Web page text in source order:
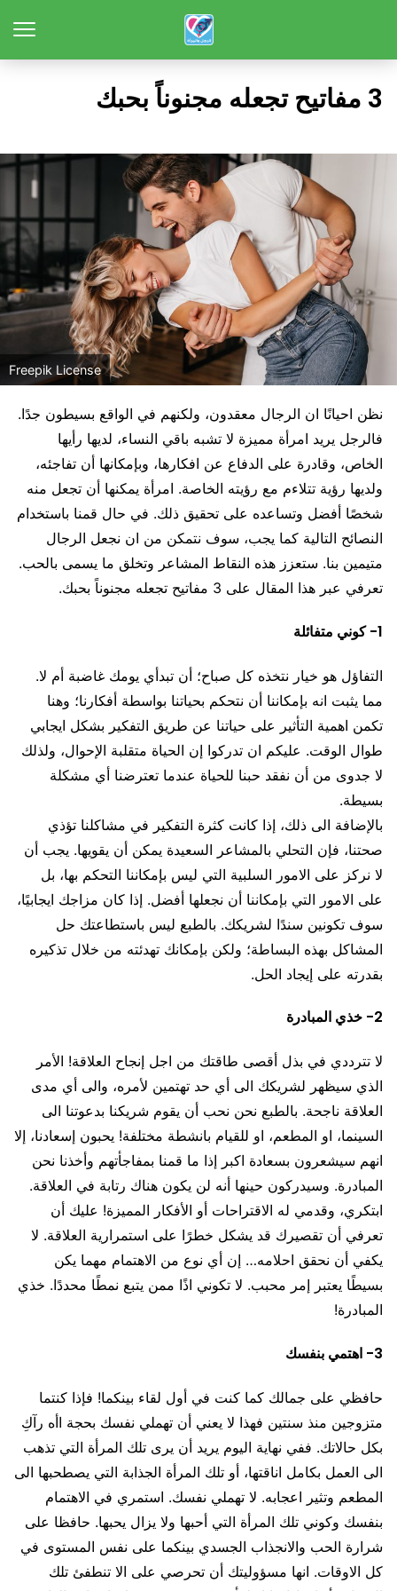
3 مفاتيح تجعله مجنوناً بحبك
Freepik License
نظن احيانًا ان الرجال معقدون، ولكنهم في الواقع بسيطون جدًا.
فالرجل يريد امرأة مميزة لا تشبه باقي النساء، لديها رأيها
الخاص، وقادرة على الدفاع عن افكارها، وبإمكانها أن تفاجئه،
ولديها رؤية تتلاءم مع رؤيته الخاصة. امرأة يمكنها أن تجعل منه
شخصًا أفضل وتساعده على تحقيق ذلك. في حال قمنا باستخدام
النصائح التالية كما يجب، سوف نتمكن من ان نجعل الرجال
متيمين بنا. ستعزز هذه النقاط المشاعر وتخلق ما يسمى بالحب.
تعرفي عبر هذا المقال على 3 مفاتيح تجعله مجنوناً بحبك.
1- كوني متفائلة
التفاؤل هو خيار نتخذه كل صباح؛ أن تبدأي يومك غاضبة أم لا.
مما يثبت انه بإمكاننا أن نتحكم بحياتنا بواسطة أفكارنا؛ وهنا
تكمن اهمية التأثير على حياتنا عن طريق التفكير بشكل ايجابي
طوال الوقت. عليكم ان تدركوا إن الحياة متقلبة الإحوال، ولذلك
لا جدوى من أن نفقد حبنا للحياة عندما تعترضنا أي مشكلة
بسيطة.
بالإضافة الى ذلك، إذا كانت كثرة التفكير في مشاكلنا تؤذي
صحتنا، فإن التحلي بالمشاعر السعيدة يمكن أن يقويها. يجب أن
لا نركز على الامور السلبية التي ليس بإمكاننا التحكم بها، بل
على الامور التي بإمكاننا أن نجعلها أفضل. إذا كان مزاجك ايجابيًا،
سوف تكونين سندًا لشريكك. بالطبع ليس باستطاعتك حل
المشاكل بهذه البساطة؛ ولكن بإمكانك تهدئته من خلال تذكيره
بقدرته على إيجاد الحل.
2- خذي المبادرة
لا تترددي في بذل أقصى طاقتك من اجل إنجاح العلاقة! الأمر
الذي سيظهر لشريكك الى أي حد تهتمين لأمره، والى أي مدى
العلاقة ناجحة. بالطبع نحن نحب أن يقوم شريكنا بدعوتنا الى
السينما، او المطعم، او للقيام بانشطة مختلفة! يحبون إسعادنا، إلا
انهم سيشعرون بسعادة اكبر إذا ما قمنا بمفاجأتهم وأخذنا نحن
المبادرة. وسيدركون حينها أنه لن يكون هناك رتابة في العلاقة.
ابتكري، وقدمي له الاقتراحات أو الأفكار المميزة! عليك أن
تعرفي أن تقصيرك قد يشكل خطرًا على استمرارية العلاقة. لا
يكفي أن نحقق احلامه… إن أي نوع من الاهتمام مهما يكن
بسيطًا يعتبر إمر محبب. لا تكوني اذًا ممن يتبع نمطًا محددًا. خذي
المبادرة!
3- اهتمي بنفسك
حافظي على جمالك كما كنت في أول لقاء بينكما! فإذا كنتما
متزوجين منذ سنتين فهذا لا يعني أن تهملي نفسك بحجة اأه رآكِ
بكل حالاتك. ففي نهاية اليوم يريد أن يرى تلك المرأة التي تذهب
الى العمل بكامل اناقتها، أو تلك المرأة الجذابة التي يصطحبها الى
المطعم وتثير اعجابه. لا تهملي نفسك. استمري في الاهتمام
بنفسك وكوني تلك المرأة التي أحبها ولا يزال يحبها. حافظا على
شرارة الحب والانجذاب الجسدي بينكما على نفس المستوى في
كل الاوقات. انها مسؤوليتك أن تحرصي على الا تنطفئ تلك